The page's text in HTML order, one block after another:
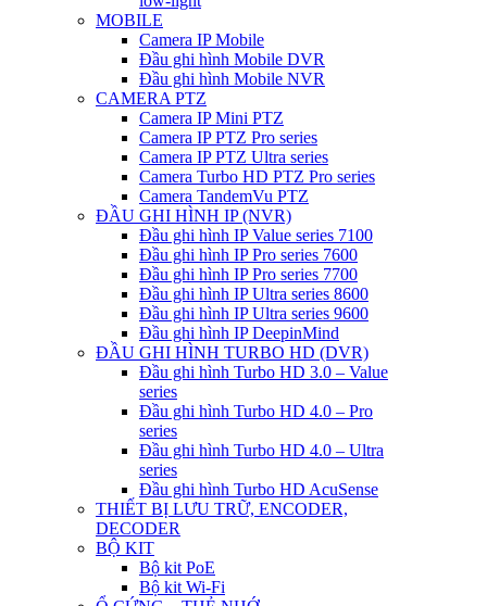
MOBILE
Camera IP Mobile
Đầu ghi hình Mobile DVR
Đầu ghi hình Mobile NVR
CAMERA PTZ
Camera IP Mini PTZ
Camera IP PTZ Pro series
Camera IP PTZ Ultra series
Camera Turbo HD PTZ Pro series
Camera TandemVu PTZ
ĐẦU GHI HÌNH IP (NVR)
Đầu ghi hình IP Value series 7100
Đầu ghi hình IP Pro series 7600
Đầu ghi hình IP Pro series 7700
Đầu ghi hình IP Ultra series 8600
Đầu ghi hình IP Ultra series 9600
Đầu ghi hình IP DeepinMind
ĐẦU GHI HÌNH TURBO HD (DVR)
Đầu ghi hình Turbo HD 3.0 – Value
series
Đầu ghi hình Turbo HD 4.0 – Pro
series
Đầu ghi hình Turbo HD 4.0 – Ultra
series
Đầu ghi hình Turbo HD AcuSense
THIẾT BỊ LƯU TRỮ, ENCODER,
DECODER
BỘ KIT
Bộ kit PoE
Bộ kit Wi-Fi